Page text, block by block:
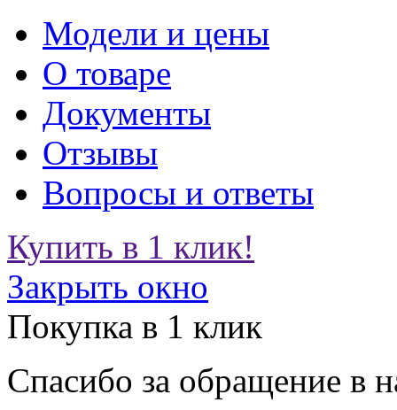
Модели и цены
О товаре
Документы
Отзывы
Вопросы и ответы
Купить в 1 клик!
Закрыть окно
Покупка в 1 клик
Спасибо за обращение в